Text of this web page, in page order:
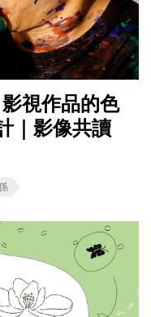
視作品的色
｜影像共讀